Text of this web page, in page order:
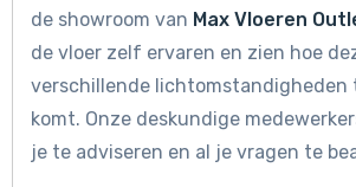
de showroom van Max Vloeren
de vloer zelf ervaren en zien hoe
verschillende
komt. Onze deskundige
je te adviseren en al je vragen te